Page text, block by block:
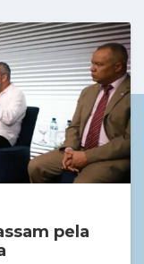
pela